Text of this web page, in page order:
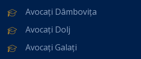
Avocați Dâmbovița
Avocați Dolj
Avocați Galați